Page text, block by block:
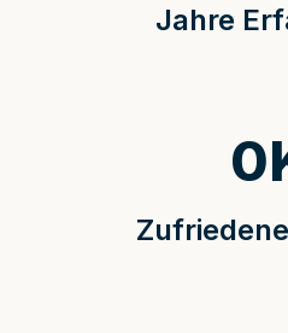
Jahre
0